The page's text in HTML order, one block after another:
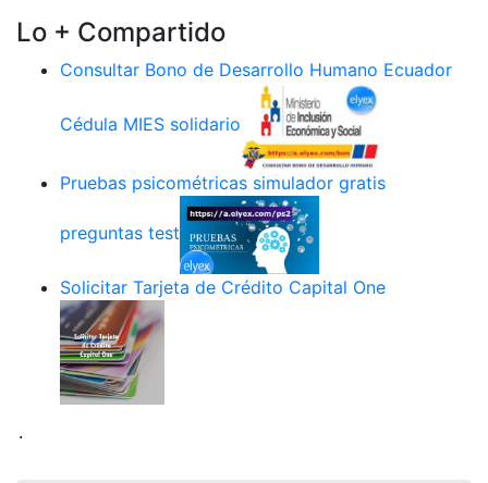
Lo + Compartido
Consultar Bono de Desarrollo Humano Ecuador
Cédula MIES solidario
Pruebas psicométricas simulador gratis
preguntas test
Solicitar Tarjeta de Crédito Capital One
.